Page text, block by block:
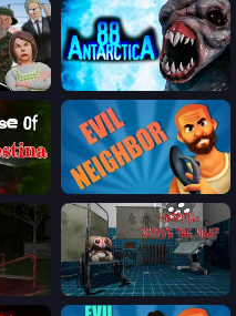
Antarctica 88
Evil Neighbor
Hospital: Survive the Night